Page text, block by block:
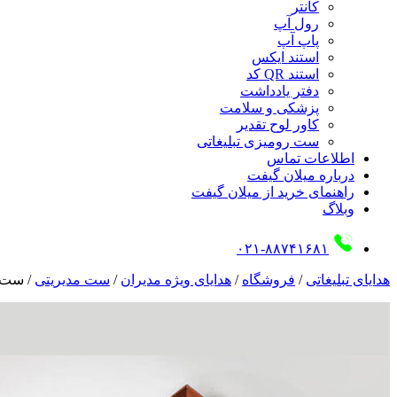
کانتر
رول آپ
پاپ آپ
استند ایکس
استند QR کد
دفتر یادداشت
پزشکی و سلامت
کاور لوح تقدیر
ست رومیزی تبلیغاتی
اطلاعات تماس
درباره میلان گیفت
راهنمای خرید از میلان گیفت
وبلاگ
۰۲۱-۸۸۷۴۱۶۸۱
هدایای تبلیغاتی / فروشگاه / هدایای ویژه مدیران / ست مدیریتی / ست